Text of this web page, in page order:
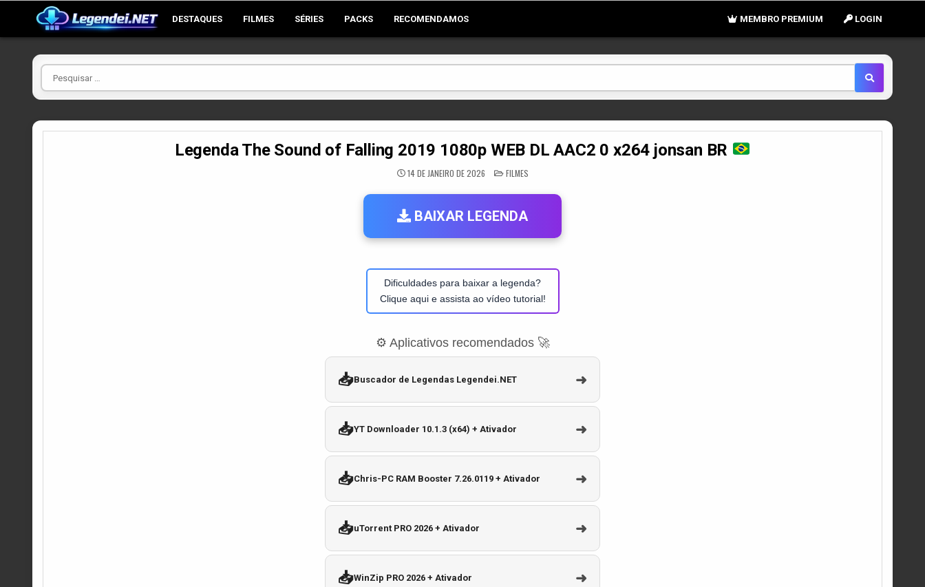
DESTAQUES FILMES SÉRIES PACKS RECOMENDAMOS LOGIN
MEMBRO PREMIUM
Pesquisar
por
Legenda The Sound of Falling 2019 1080p WEB DL AAC2 0 x264 jonsan BR
14 DE JANEIRO DE 2026 POSTED
IN
FILMES
BAIXAR LEGENDA
Dificuldades para baixar a legenda?
Clique aqui e assista ao vídeo tutorial!
⚙️ Aplicativos recomendados 🚀
📥Buscador de Legendas Legendei.NET ➜
📥YT Downloader 10.1.3 (x64) + Ativador ➜
📥Chris-PC RAM Booster 7.26.0119 + Ativador ➜
📥uTorrent PRO 2026 + Ativador ➜
📥WinZip PRO 2026 + Ativador ➜